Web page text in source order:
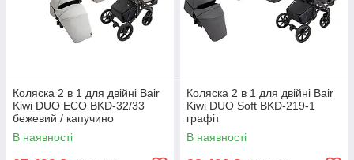
Коляска 2 в 1 для двійні Bair
Kiwi DUO ECO BKD-32/33
бежевий / капучино
В наявності
Коляска 2 в 1 для двійні Bair
Kiwi DUO Soft BKD-219-1
графіт
В наявності